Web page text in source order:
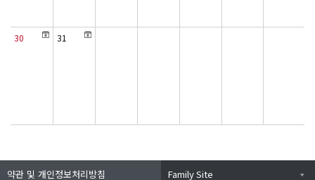
30 31
약관 및 개인정보처리방침 Family Site